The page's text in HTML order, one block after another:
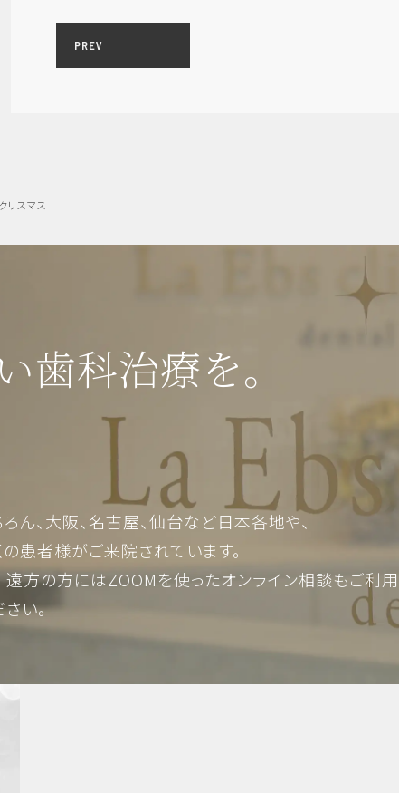
リスマス
PREV
歯科治療を。
ん、大阪、名古屋、仙台など日本各地や、
患者様がご来院されています。
遠方の方にはZOOMを使ったオンライン相談もご利
い。